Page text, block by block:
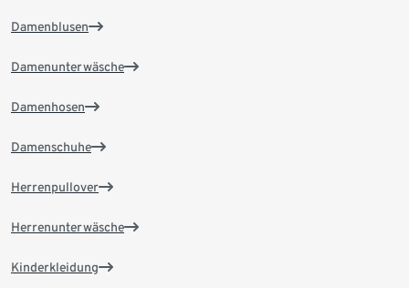
Damenblusen
Damenunterwäsche
Damenhosen
Damenschuhe
Herrenpullover
Herrenunterwäsche
Kinderkleidung